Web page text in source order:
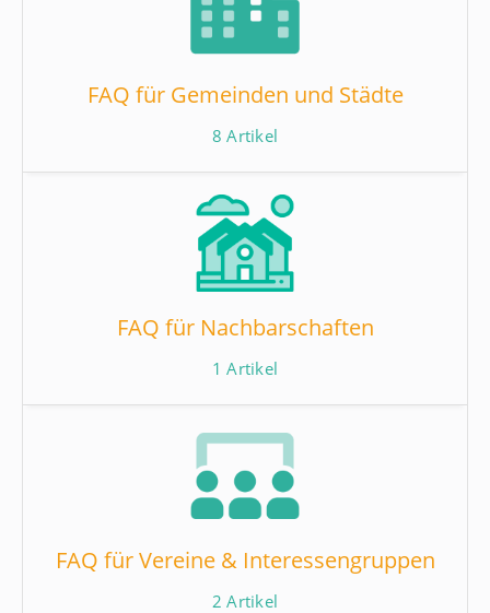
FAQ für Gemeinden und Städte
8 Artikel
FAQ für Nachbarschaften
1 Artikel
FAQ für Vereine & Interessengruppen
2 Artikel